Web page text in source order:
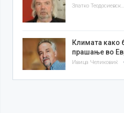
Златко Теодосиевски
Климата како
прашање во
Ивица Челиковиќ